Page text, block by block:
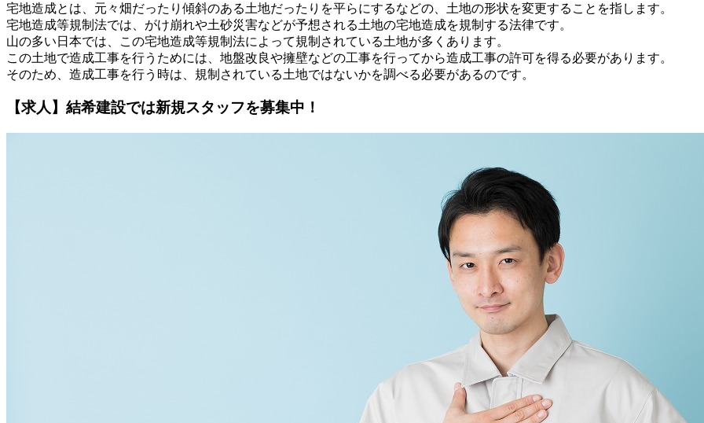
宅地造成とは、元々畑だったり傾斜のある土地だったりを平らにするなどの、土地の形状を変更することを指します。
宅地造成等規制法では、がけ崩れや土砂災害などが予想される土地の宅地造成を規制する法律です。
山の多い日本では、この宅地造成等規制法によって規制されている土地が多くあります。
この土地で造成工事を行うためには、地盤改良や擁壁などの工事を行ってから造成工事の許可を得る必要があります。
そのため、造成工事を行う時は、規制されている土地ではないかを調べる必要があるのです。
【求人】結希建設では新規スタッフを募集中！